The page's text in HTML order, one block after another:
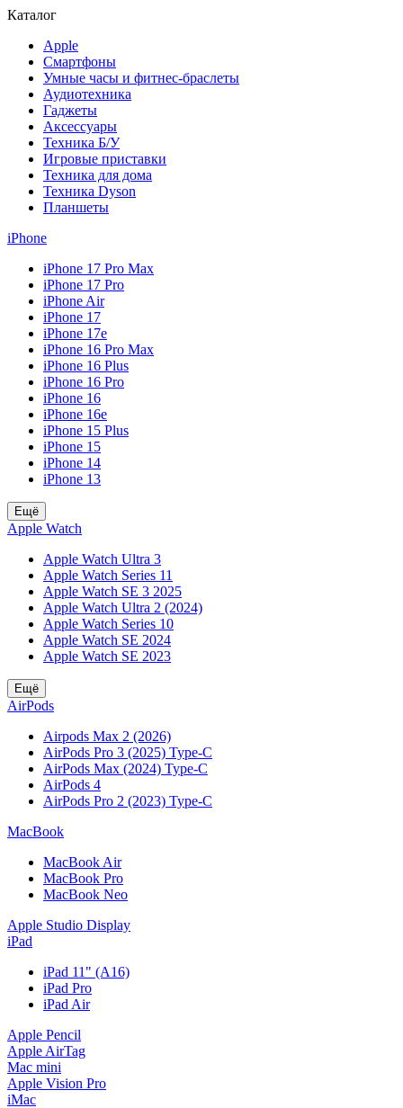
Каталог
Apple
Смартфоны
Умные часы и фитнес-браслеты
Аудиотехника
Гаджеты
Аксессуары
Техника Б/У
Игровые приставки
Техника для дома
Техника Dyson
Планшеты
iPhone
iPhone 17 Pro Max
iPhone 17 Pro
iPhone Air
iPhone 17
iPhone 17e
iPhone 16 Pro Max
iPhone 16 Plus
iPhone 16 Pro
iPhone 16
iPhone 16e
iPhone 15 Plus
iPhone 15
iPhone 14
iPhone 13
Ещё
Apple Watch
Apple Watch Ultra 3
Apple Watch Series 11
Apple Watch SE 3 2025
Apple Watch Ultra 2 (2024)
Apple Watch Series 10
Apple Watch SE 2024
Apple Watch SE 2023
Ещё
AirPods
Airpods Max 2 (2026)
AirPods Pro 3 (2025) Type-C
AirPods Max (2024) Type-C
AirPods 4
AirPods Pro 2 (2023) Type-C
MacBook
MacBook Air
MacBook Pro
MacBook Neo
Apple Studio Display
iPad
iPad 11" (A16)
iPad Pro
iPad Air
Apple Pencil
Apple AirTag
Mac mini
Apple Vision Pro
iMac